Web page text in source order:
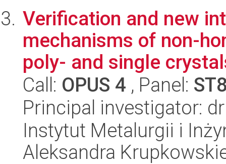
Verification and new
mechanisms of non-
poly- and single
Call: OPUS 4 , Panel:
Principal investigator:
Instytut Metalurgii i
Aleksandra